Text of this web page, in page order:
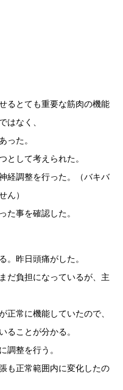
るとても重要な筋肉の機能
はなく、
った。
として考えられた。
経調整を行った。（バキバ
ん）
た事を確認した。
。昨日頭痛がした。
だ負担になっているが、主
正常に機能していたので、
ることが分かる。
調整を行う。
も正常範囲内に変化したの